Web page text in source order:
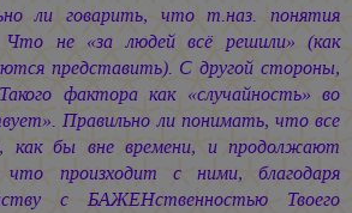
ли говарить, что т.наз. понятия
не «за людей всё решили» (как
представить). С другой стороны,
фактора как «случайность» во
Правильно ли понимать, что все
как бы вне времени, и продолжают
произходит с ними, благодаря
с БАЖЕНственностью Твоего